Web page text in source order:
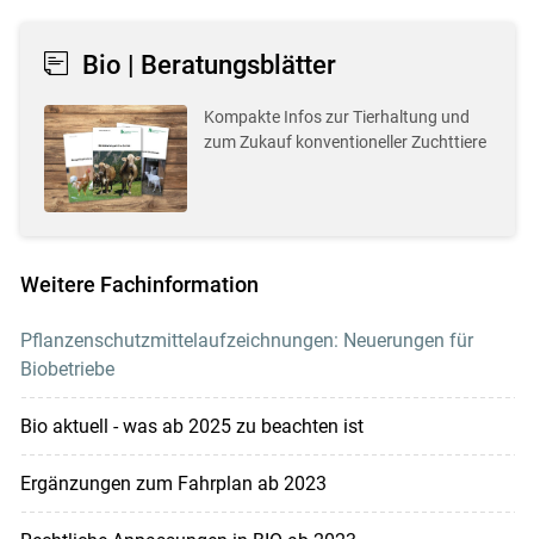
Bio | Beratungsblätter
Kompakte Infos zur Tierhaltung und
zum Zukauf konventioneller Zuchttiere
Weitere Fachinformation
Pflanzenschutzmittelaufzeichnungen: Neuerungen für
Biobetriebe
Bio aktuell - was ab 2025 zu beachten ist
Ergänzungen zum Fahrplan ab 2023